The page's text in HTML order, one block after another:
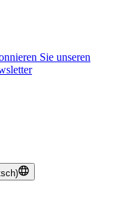
Sie unseren